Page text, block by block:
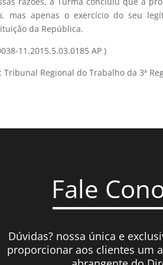
mas apenas o exercício do seu
da República.
11.2015.5.03.0185 AP )
Tribunal Regional do Trabalho da 3ª
Fale
Dúvidas? nossa única e
proporcionar aos clientes um